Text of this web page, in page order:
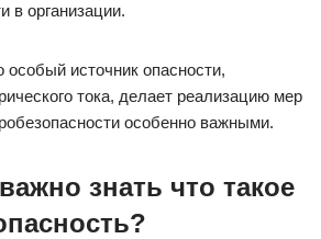
в организации.
источник опасности,
тока, делает реализацию мер
особенно важными.
знать что такое